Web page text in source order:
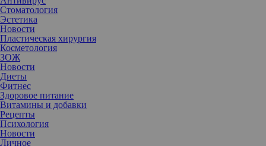
Стоматология
Эстетика
Новости
Пластическая хирургия
Косметология
ЗОЖ
Новости
Диеты
Фитнес
Здоровое питание
Витамины и добавки
Рецепты
Психология
Новости
Личное